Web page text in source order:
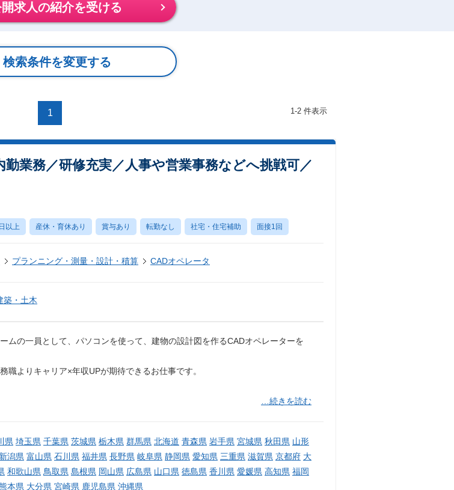
求人の紹介を受ける
検索条件を変更する
1 1-2 件表示
勤業務／研修充実／人事や営業事務などへ挑戦可／
以上 産休・育休あり 賞与あり 転勤なし 社宅・住宅補助 面接1回
プランニング・測量・設計・積算 CADオペレータ
築・土木
ムの一員として、パソコンを使って、建物の設計図を作るCADオペレーターを
職よりキャリア×年収UPが期待できるお仕事です。
…続きを読む
県 埼玉県 千葉県 茨城県 栃木県 群馬県 北海道 青森県 岩手県 宮城県 秋田県 山形
新潟県 富山県 石川県 福井県 長野県 岐阜県 静岡県 愛知県 三重県 滋賀県 京都府 大
和歌山県 鳥取県 島根県 岡山県 広島県 山口県 徳島県 香川県 愛媛県 高知県 福岡
本県 大分県 宮崎県 鹿児島県 沖縄県